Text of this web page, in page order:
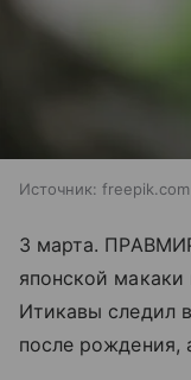
Источник: freepik.com
3 марта.
японской макаки
Итикавы следил
после рождения,